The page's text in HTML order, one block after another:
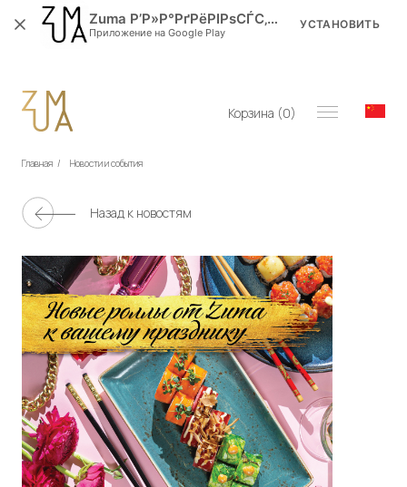
Корзина (0)
Главная / Новости и события
Назад к новостям
Zuma Р’Р»Р°РґРёРІРѕСЃС‚РѕРє
Приложение на Google Play
УСТАНОВИТЬ